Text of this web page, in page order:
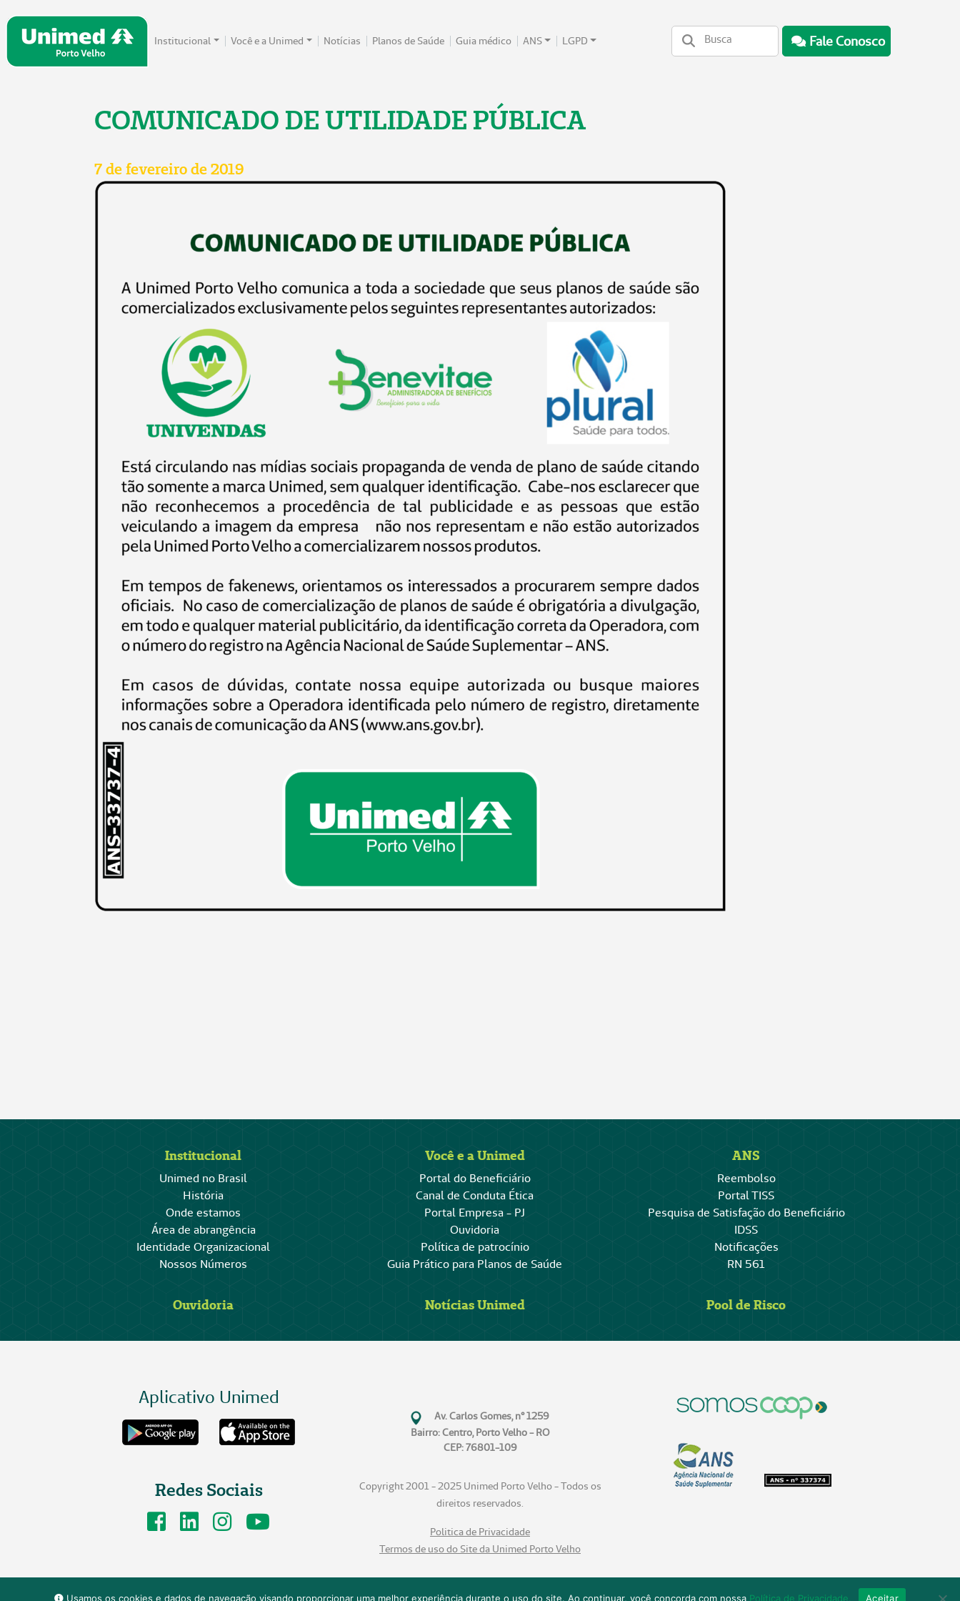
Institucional Você e a Unimed Notícias Planos de Saúde Guia médico ANS LGPD Fale Conosco
COMUNICADO DE UTILIDADE PÚBLICA
7 de fevereiro de 2019
Usamos os cookies e dados de navegação visando proporcionar uma melhor experiência durante o uso do site. Ao continuar, você concorda com nossa Política de Privacidade. Aceitar
Institucional
Unimed no Brasil
História
Onde estamos
Área de abrangência
Identidade Organizacional
Nossos Números
Você e a Unimed
Portal do Beneficiário
Canal de Conduta Ética
Portal Empresa - PJ
Ouvidoria
Política de patrocínio
Guia Prático para Planos de Saúde
ANS
Reembolso
Portal TISS
Pesquisa de Satisfação do Beneficiário
IDSS
Notificações
RN 561
Ouvidoria Notícias Unimed Pool de Risco
Aplicativo Unimed
Redes Sociais
Av. Carlos Gomes, n° 1259
Bairro: Centro, Porto Velho - RO
CEP: 76801-109
Copyright 2001 - 2025 Unimed Porto Velho - Todos os
direitos reservados.
Politica de Privacidade
Termos de uso do Site da Unimed Porto Velho